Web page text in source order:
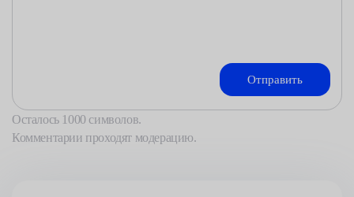
Осталось 1000 символов.
Комментарии проходят модерацию.